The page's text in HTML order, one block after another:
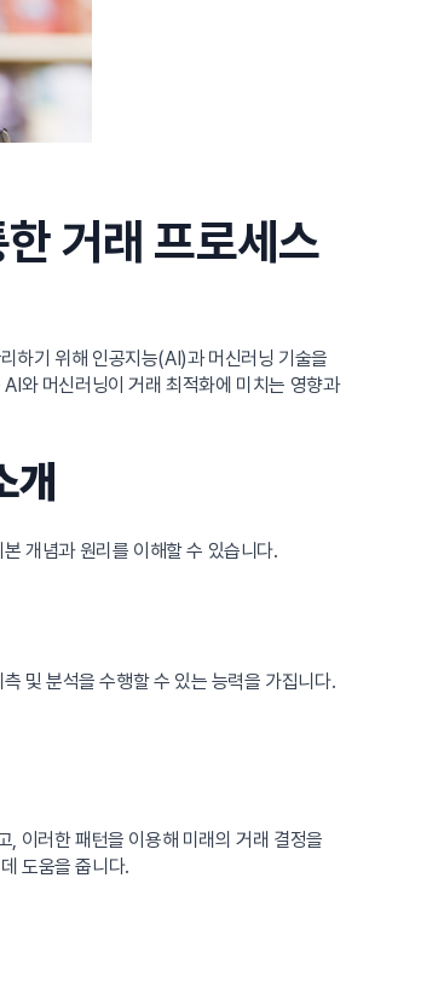
거래 프로세스
하기 위해 인공지능(AI)과 머신러닝 기술을
와 머신러닝이 거래 최적화에 미치는 영향과
개
개념과 원리를 이해할 수 있습니다.
및 분석을 수행할 수 있는 능력을 가집니다.
, 이러한 패턴을 이용해 미래의 거래 결정을
도움을 줍니다.